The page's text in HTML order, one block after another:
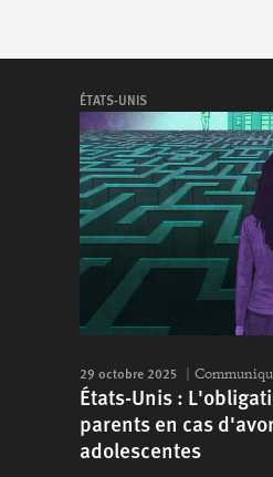
ÉTATS-UNIS
29 octobre 2025
États-Unis :
parents en cas
adolescentes